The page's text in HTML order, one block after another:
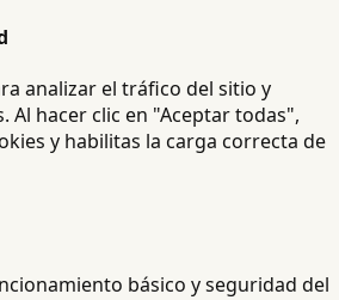
analizar el tráfico del sitio y
Al hacer clic en "Aceptar todas",
y habilitas la carga correcta de
básico y seguridad del